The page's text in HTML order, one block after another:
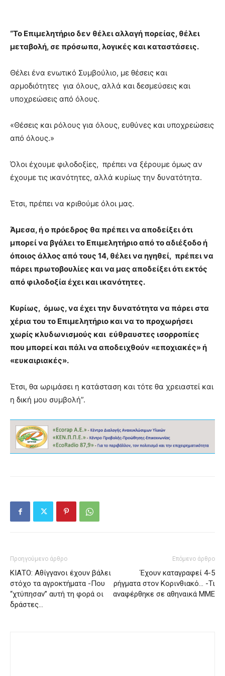
“Το Επιμελητήριο δεν θέλει αλλαγή πορείας, θέλει
μεταβολή, σε πρόσωπα, λογικές και καταστάσεις.
Θέλει ένα ενωτικό Συμβούλιο, με θέσεις και
αρμοδιότητες για όλους, αλλά και δεσμεύσεις και
υποχρεώσεις από όλους.
«Θέσεις και ρόλους για όλους, ευθύνες και υποχρεώσεις
από όλους.»
Όλοι έχουμε φιλοδοξίες, πρέπει να ξέρουμε όμως αν
έχουμε τις ικανότητες, αλλά κυρίως την δυνατότητα.
Έτσι, πρέπει να κριθούμε όλοι μας.
Άμεσα, ή ο πρόεδρος θα πρέπει να αποδείξει ότι
μπορεί να βγάλει το Επιμελητήριο από το αδιέξοδο ή
όποιος άλλος από τους 14, θέλει να ηγηθεί, πρέπει να
πάρει πρωτοβουλίες και να μας αποδείξει ότι εκτός
από φιλοδοξία έχει και ικανότητες.
Κυρίως, όμως, να έχει την δυνατότητα να πάρει στα
χέρια του το Επιμελητήριο και να το προχωρήσει
χωρίς κλυδωνισμούς και εύθραυστες ισορροπίες
που μπορεί και πάλι να αποδειχθούν «εποχιακές» ή
«ευκαιριακές».
Έτσι, θα ωριμάσει η κατάσταση και τότε θα χρειαστεί και
η δική μου συμβολή”.
Προηγούμενο άρθρο
ΚΙΑΤΟ: Αθίγγανοι έχουν βάλει
στόχο τα αγροκτήματα -Που
“χτύπησαν” αυτή τη φορά οι
δράστες…
Επόμενο άρθρο
Έχουν καταγραφεί 4-5
ρήγματα στον Κορινθιακό… -Τι
αναφέρθηκε σε αθηναικά ΜΜΕ